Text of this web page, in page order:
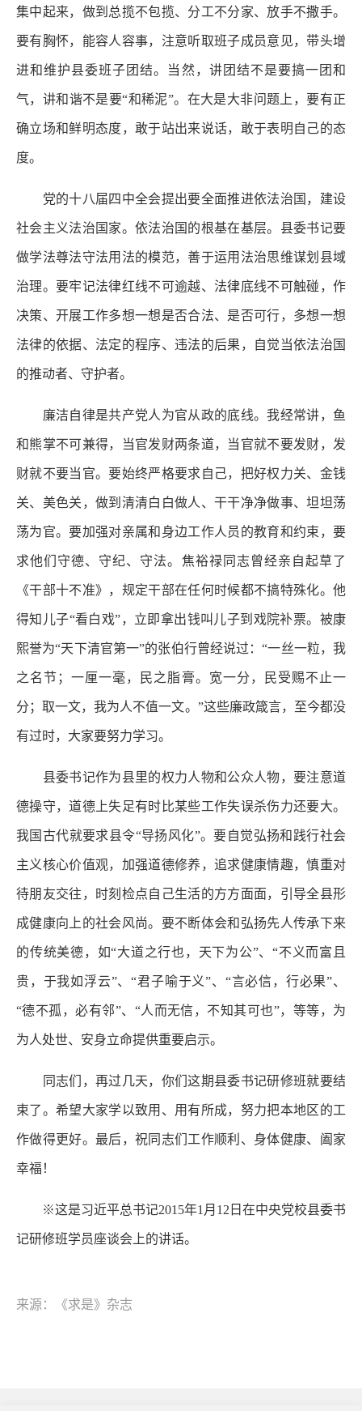
集中起来，做到总揽不包揽、分工不分家、放手不撒手。
要有胸怀，能容人容事，注意听取班子成员意见，带头增
进和维护县委班子团结。当然，讲团结不是要搞一团和
气，讲和谐不是要“和稀泥”。在大是大非问题上，要有正
确立场和鲜明态度，敢于站出来说话，敢于表明自己的态
度。
党的十八届四中全会提出要全面推进依法治国，建设
社会主义法治国家。依法治国的根基在基层。县委书记要
做学法尊法守法用法的模范，善于运用法治思维谋划县域
治理。要牢记法律红线不可逾越、法律底线不可触碰，作
决策、开展工作多想一想是否合法、是否可行，多想一想
法律的依据、法定的程序、违法的后果，自觉当依法治国
的推动者、守护者。
廉洁自律是共产党人为官从政的底线。我经常讲，鱼
和熊掌不可兼得，当官发财两条道，当官就不要发财，发
财就不要当官。要始终严格要求自己，把好权力关、金钱
关、美色关，做到清清白白做人、干干净净做事、坦坦荡
荡为官。要加强对亲属和身边工作人员的教育和约束，要
求他们守德、守纪、守法。焦裕禄同志曾经亲自起草了
《干部十不准》，规定干部在任何时候都不搞特殊化。他
得知儿子“看白戏”，立即拿出钱叫儿子到戏院补票。被康
熙誉为“天下清官第一”的张伯行曾经说过：“一丝一粒，我
之名节；一厘一毫，民之脂膏。宽一分，民受赐不止一
分；取一文，我为人不值一文。”这些廉政箴言，至今都没
有过时，大家要努力学习。
县委书记作为县里的权力人物和公众人物，要注意道
德操守，道德上失足有时比某些工作失误杀伤力还要大。
我国古代就要求县令“导扬风化”。要自觉弘扬和践行社会
主义核心价值观，加强道德修养，追求健康情趣，慎重对
待朋友交往，时刻检点自己生活的方方面面，引导全县形
成健康向上的社会风尚。要不断体会和弘扬先人传承下来
的传统美德，如“大道之行也，天下为公”、“不义而富且
贵，于我如浮云”、“君子喻于义”、“言必信，行必果”、
“德不孤，必有邻”、“人而无信，不知其可也”，等等，为
为人处世、安身立命提供重要启示。
同志们，再过几天，你们这期县委书记研修班就要结
束了。希望大家学以致用、用有所成，努力把本地区的工
作做得更好。最后，祝同志们工作顺利、身体健康、阖家
幸福！
※这是习近平总书记2015年1月12日在中央党校县委书
记研修班学员座谈会上的讲话。
来源：《求是》杂志